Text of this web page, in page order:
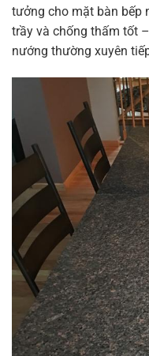
tưởng cho mặt bàn bếp
trầy và chống thấm tốt
nướng thường xuyên